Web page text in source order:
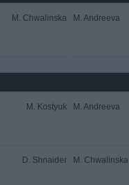
M. Chwalinska M. Andreeva
M. Kostyuk M. Andreeva
D. Shnaider M. Chwalinska